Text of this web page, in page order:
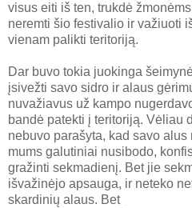
visus eiti iš ten, trukdė
neremti šio festivalio ir važiuoti
vienam palikti teritoriją.
Dar buvo tokia juokinga
įsivežti savo sidro ir alaus
nuvažiavus už kampo
bandė patekti į teritoriją. Vėliau
nebuvo parašyta, kad savo
mums galutiniai nusibodo,
gražinti sekmadienį. Bet jie
išvažinėjo apsauga, ir neteko
skardinių alaus. Bet